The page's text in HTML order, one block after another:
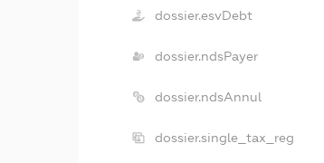
dossier.esvDebt
dossier.ndsPayer
dossier.ndsAnnul
dossier.single_tax_reg